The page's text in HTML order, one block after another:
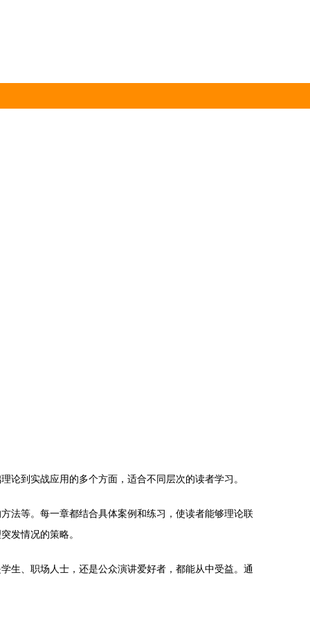
到实战应用的多个方面，适合不同层次的读者学习。
法等。每一章都结合具体案例和练习，使读者能够理论联
发情况的策略。
生、职场人士，还是公众演讲爱好者，都能从中受益。通